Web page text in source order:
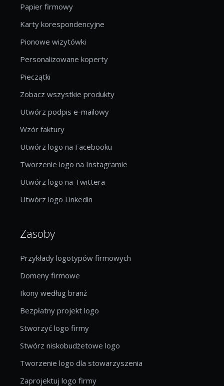
Papier firmowy
Karty korespondencyjne
Pionowe wizytówki
Personalizowane koperty
Pieczątki
Zobacz wszystkie produkty
Utwórz podpis e-mailowy
Wzór faktury
Utwórz logo na Facebooku
Tworzenie logo na Instagramie
Utwórz logo na Twittera
Utwórz logo Linkedin
Zasoby
Przykłady logotypów firmowych
Domeny firmowe
Ikony według branż
Bezpłatny projekt logo
Stworzyć logo firmy
Stwórz niskobudżetowe logo
Tworzenie logo dla stowarzyszenia
Zaprojektuj logo firmy